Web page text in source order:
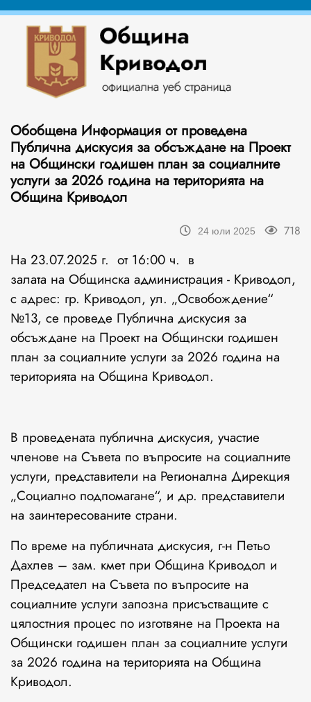
Обобщена Информация от проведена
Публична дискусия за обсъждане на Проект
на Общински годишен план за социалните
услуги за 2026 година на територията на
Община Криводол
24 юли 2025 718
На 23.07.2025 г. от 16:00 ч. в
залата на Общинска администрация - Криводол,
с адрес: гр. Криводол, ул. „Освобождение“
№13, се проведе Публична дискусия за
обсъждане на Проект на Общински годишен
план за социалните услуги за 2026 година на
територията на Община Криводол.
В проведената публична дискусия, участие
членове на Съвета по въпросите на социалните
услуги, представители на Регионална Дирекция
„Социално подпомагане“, и др. представители
на заинтересованите страни.
По време на публичната дискусия, г-н Петьо
Дахлев – зам. кмет при Община Криводол и
Председател на Съвета по въпросите на
социалните услуги запозна присъстващите с
цялостния процес по изготвяне на Проекта на
Общински годишен план за социалните услуги
за 2026 година на територията на Община
Криводол.